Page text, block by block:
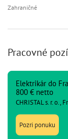
Zahraničné
Pracovné
Elektrikár do
800 € netto
CHRISTAL s. r. o.,
Pozri ponuku